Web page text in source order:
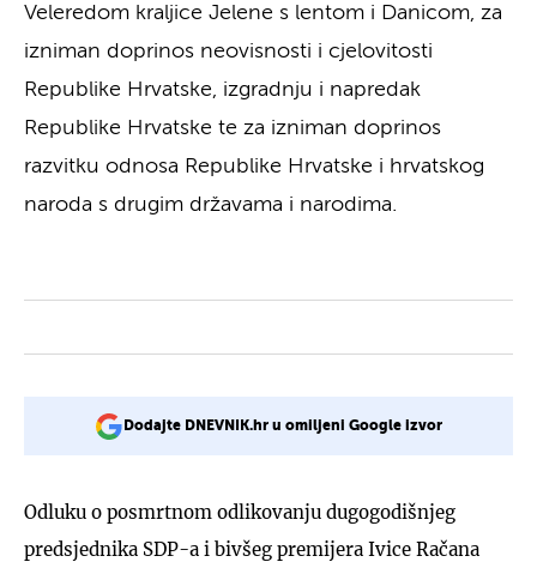
Veleredom kraljice Jelene s lentom i Danicom, za
izniman doprinos neovisnosti i cjelovitosti
Republike Hrvatske, izgradnju i napredak
Republike Hrvatske te za izniman doprinos
razvitku odnosa Republike Hrvatske i hrvatskog
naroda s drugim državama i narodima.
Dodajte DNEVNIK.hr u omiljeni Google izvor
Odluku o posmrtnom odlikovanju dugogodišnjeg
predsjednika SDP-a i bivšeg premijera Ivice Račana